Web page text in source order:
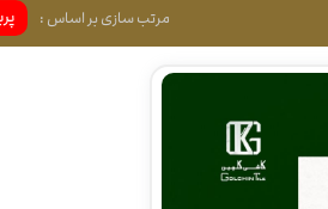
مرتب سازی بر اساس :